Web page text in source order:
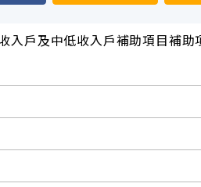
入戶及中低收入戶補助項目補助